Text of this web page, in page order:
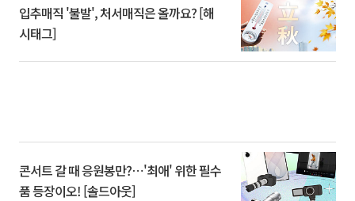
입추매직 '불발', 처서매직은 올까요? [해
시태그]
콘서트 갈 때 응원봉만?⋯'최애' 위한 필수
품 등장이오! [솔드아웃]